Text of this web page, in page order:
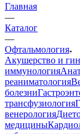
Главная
—
Каталог
—
Офтальмология
Акушерство и
иммунология
реаниматология
болезни
трансфузиология
венерология
медицины